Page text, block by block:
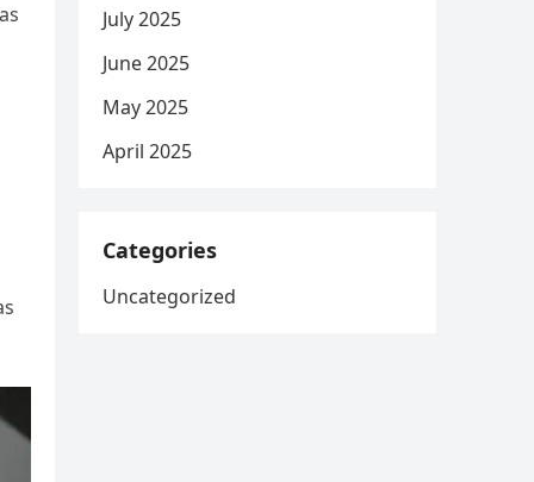
July 2025
June 2025
May 2025
April 2025
Categories
Uncategorized